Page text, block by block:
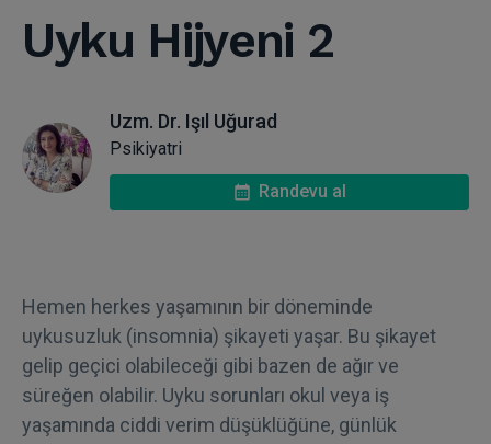
Uzmanlıklar
Uyku Hijyeni 2
Uzm. Dr. Işıl Uğurad
Psikiyatri
Randevu al
Hemen herkes yaşamının bir döneminde
uykusuzluk (insomnia) şikayeti yaşar. Bu şikayet
gelip geçici olabileceği gibi bazen de ağır ve
süreğen olabilir. Uyku sorunları okul veya iş
yaşamında ciddi verim düşüklüğüne, günlük